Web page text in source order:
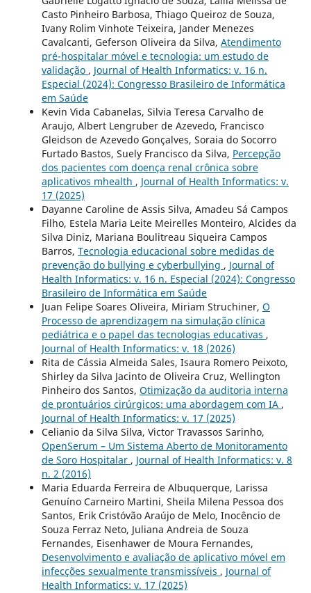
Casto Pinheiro Barbosa, Thiago Queiroz de Souza,
Ivany Rolim Vinhote Teixeira, Jander Menezes
Cavalcanti, Geferson Oliveira da Silva, Atendimento
pré-hospitalar móvel e tecnologia: um estudo de
validação , Journal of Health Informatics: v. 16 n.
Especial (2024): Congresso Brasileiro de Informática
em Saúde
Kevin Vida Cabanelas, Silvia Teresa Carvalho de
Araujo, Albert Lengruber de Azevedo, Francisco
Gleidson de Azevedo Gonçalves, Soraia do Socorro
Furtado Bastos, Suely Francisco da Silva, Percepção
dos pacientes com doença renal crônica sobre
aplicativos mhealth , Journal of Health Informatics: v.
17 (2025)
Dayanne Caroline de Assis Silva, Amadeu Sá Campos
Filho, Estela Maria Leite Meirelles Monteiro, Alcides da
Silva Diniz, Mariana Boulitreau Siqueira Campos
Barros, Tecnologia educacional sobre medidas de
prevenção do bullying e cyberbullying , Journal of
Health Informatics: v. 16 n. Especial (2024): Congresso
Brasileiro de Informática em Saúde
Juan Felipe Soares Oliveira, Miriam Struchiner, O
Processo de aprendizagem na simulação clínica
pediátrica e o papel das tecnologias educativas ,
Journal of Health Informatics: v. 18 (2026)
Rita de Cássia Almeida Sales, Isaura Romero Peixoto,
Shirley da Silva Jacinto de Oliveira Cruz, Wellington
Pinheiro dos Santos, Otimização da auditoria interna
de prontuários cirúrgicos: uma abordagem com IA ,
Journal of Health Informatics: v. 17 (2025)
Celianio da Silva Silva, Victor Travassos Sarinho,
OpenSerum – Um Sistema Aberto de Monitoramento
de Soro Hospitalar , Journal of Health Informatics: v. 8
n. 2 (2016)
Maria Eduarda Ferreira de Albuquerque, Larissa
Genuíno Carneiro Martini, Sheila Milena Pessoa dos
Santos, Erik Cristóvão Araújo de Melo, Inocêncio de
Souza Ferraz Neto, Juliana Andreia de Souza
Fernandes, Eisenhawer de Moura Fernandes,
Desenvolvimento e avaliação de aplicativo móvel em
infecções sexualmente transmissíveis , Journal of
Health Informatics: v. 17 (2025)